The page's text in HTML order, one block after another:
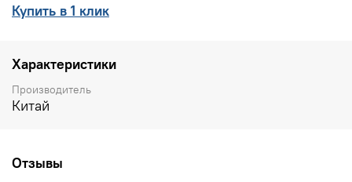
Купить в 1 клик
Характеристики
Производитель
Китай
Отзывы